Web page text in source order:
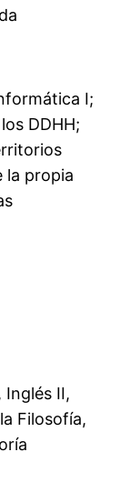
I;
DDHH;
la propia
Inglés II,
Filosofía,